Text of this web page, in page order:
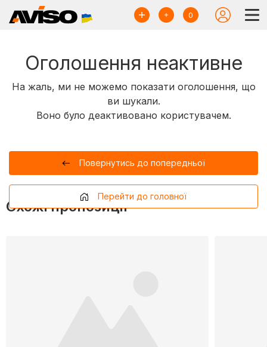
0
Оголошення неактивне
На жаль, ми не можемо показати оголошення, що
ви шукали.
Воно було деактивовано користувачем.
Повернутись до попередньої
Перейти до головної
Схожі пропозиції